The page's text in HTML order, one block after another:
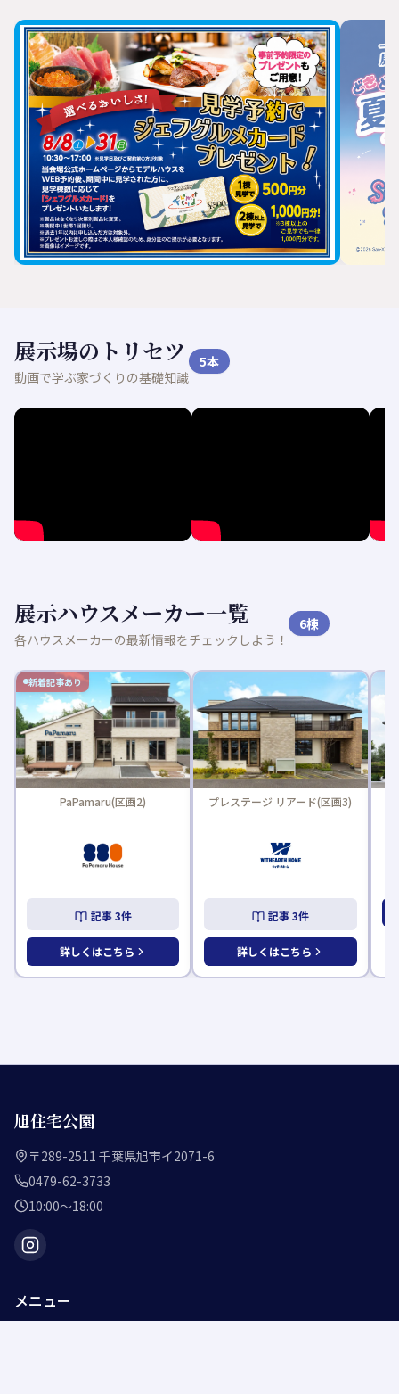
展示場のトリセツ
動画で学ぶ家づくりの基礎知識
5本
展示ハウスメーカー一覧
各ハウスメーカーの最新情報をチェックしよう！
6棟
新着記事あり
PaPamaru(区画2)
記事3件
詳しくはこちら
プレステージ リアード(区画3)
記事3件
詳しくはこちら
旭住宅公園
〒289-2511 千葉県旭市イ2071-6
0479-62-3733
10:00〜18:00
メニュー